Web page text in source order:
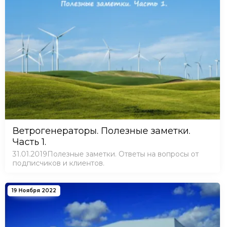
Ветрогенераторы. Полезные заметки.
Часть 1.
31.01.2019Полезные заметки. Ответы на вопросы от
подписчиков и клиентов.
19 Ноября 2022